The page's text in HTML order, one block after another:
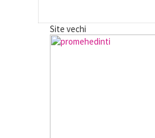
Site vechi